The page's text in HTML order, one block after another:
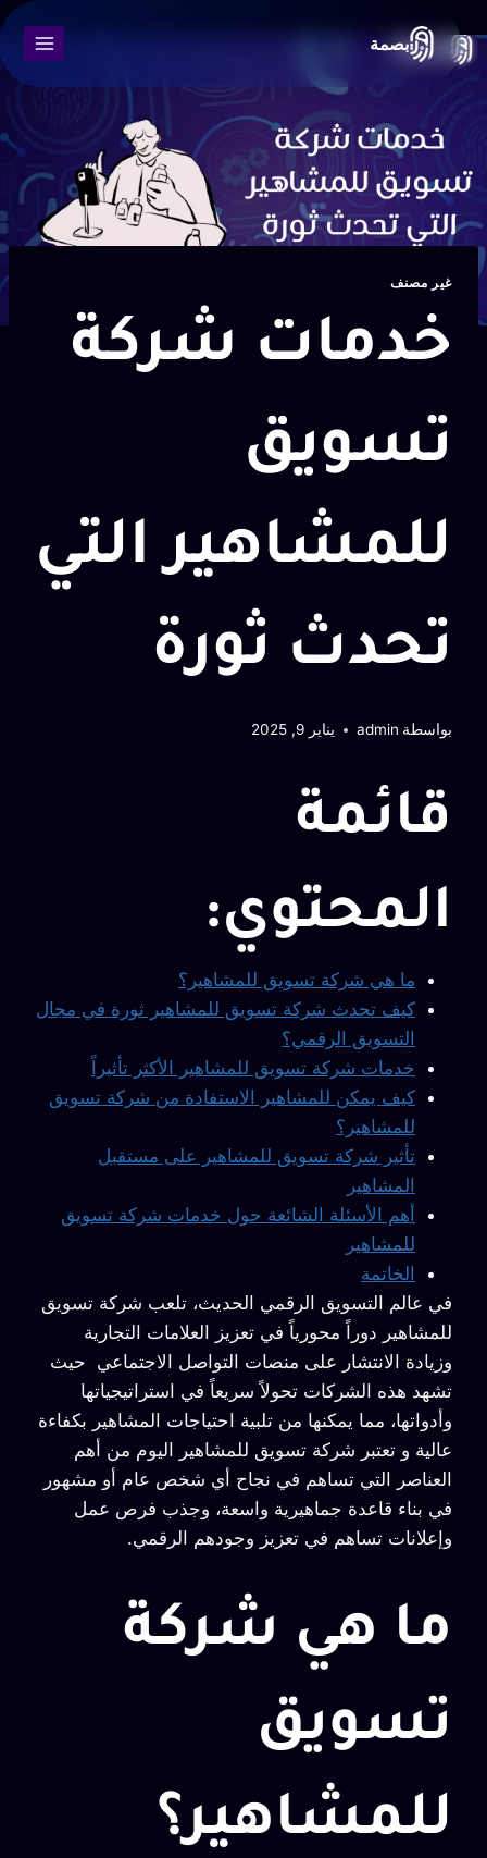
بصمة
غير مصنف
خدمات شركة
تسويق
للمشاهير التي
تحدث ثورة
بواسطة admin يناير 9, 2025
قائمة
المحتوي:
ما هي شركة تسويق للمشاهير؟
كيف تحدث شركة تسويق للمشاهير ثورة في مجال
التسويق الرقمي؟
خدمات شركة تسويق للمشاهير الأكثر تأثيراً
كيف يمكن للمشاهير الاستفادة من شركة تسويق
للمشاهير؟
تأثير شركة تسويق للمشاهير على مستقبل
المشاهير
أهم الأسئلة الشائعة حول خدمات شركة تسويق
للمشاهير
الخاتمة
في عالم التسويق الرقمي الحديث، تلعب شركة تسويق
للمشاهير دوراً محورياً في تعزيز العلامات التجارية
وزيادة الانتشار على منصات التواصل الاجتماعي حيث
تشهد هذه الشركات تحولاً سريعاً في استراتيجياتها
وأدواتها، مما يمكنها من تلبية احتياجات المشاهير بكفاءة
عالية و تعتبر شركة تسويق للمشاهير اليوم من أهم
العناصر التي تساهم في نجاح أي شخص عام أو مشهور
في بناء قاعدة جماهيرية واسعة، وجذب فرص عمل
وإعلانات تساهم في تعزيز وجودهم الرقمي.
ما هي شركة
تسويق
للمشاهير؟